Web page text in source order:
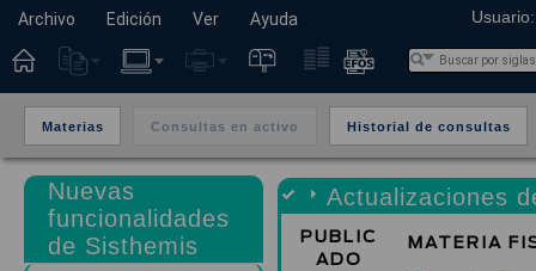
Archivo Edición Ver Ayuda
Materias Consultas en activo Historial de consultas
Actualizaciones
PUBLIC
ADO
MATERIA
Nuevas
funcionalidades
de Sisthemis